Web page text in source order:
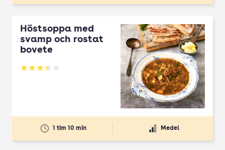
Höstsoppa med
svamp och rostat
bovete
Betyg: 3.33 av 5
1 tim 10 min Medel